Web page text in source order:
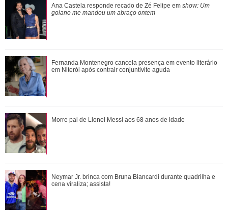
Morre pai de Lionel Messi aos 68 anos de idade
Fernanda Montenegro cancela presença em evento literário
em Niterói após contrair conjunt...
Neymar Jr. brinca com Bruna Biancardi durante quadrilha e
Bruna Marquezine, Camila Cabello, Hailey Bieber...
Relembre os amores - e affairs - de Shawn ...
Ana Castela responde recado de Zé Felipe em show: Um
goiano me mandou um abraço ontem
Fernanda Montenegro cancela presença em evento literário
em Niterói após contrair conjuntivite aguda
Morre pai de Lionel Messi aos 68 anos de idade
Neymar Jr. brinca com Bruna Biancardi durante quadrilha e
cena viraliza; assista!